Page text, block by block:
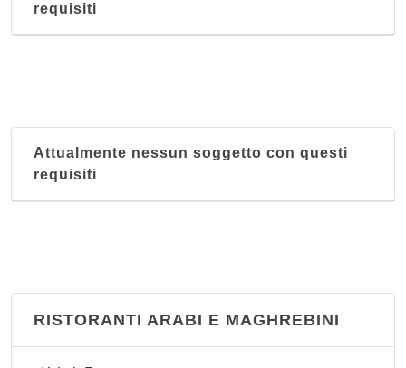
requisiti
Attualmente nessun soggetto con questi
requisiti
RISTORANTI ARABI E MAGHREBINI